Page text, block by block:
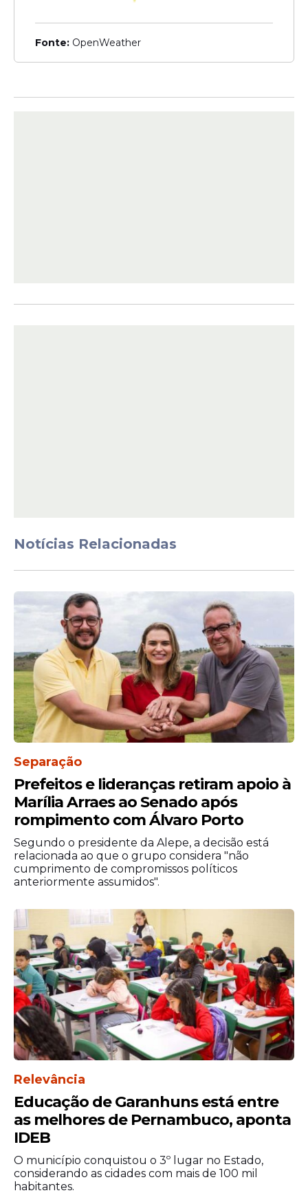
Fonte: OpenWeather
Notícias Relacionadas
Separação
Prefeitos e lideranças retiram apoio à
Marília Arraes ao Senado após
rompimento com Álvaro Porto
Segundo o presidente da Alepe, a decisão está
relacionada ao que o grupo considera "não
cumprimento de compromissos políticos
anteriormente assumidos".
Relevância
Educação de Garanhuns está entre
as melhores de Pernambuco, aponta
IDEB
O município conquistou o 3º lugar no Estado,
considerando as cidades com mais de 100 mil
habitantes.